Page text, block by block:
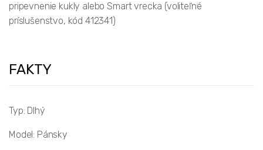
pripevnenie kukly alebo Smart vrecka (voliteľné
príslušenstvo, kód 412341)
FAKTY
Typ: Dlhý
Model: Pánsky